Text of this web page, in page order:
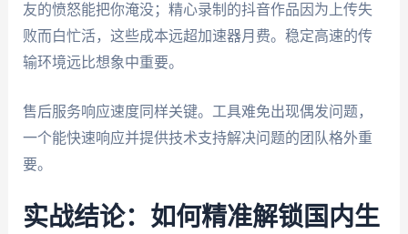
友的愤怒能把你淹没；精心录制的抖音作品因为上传失
败而白忙活，这些成本远超加速器月费。稳定高速的传
输环境远比想象中重要。
售后服务响应速度同样关键。工具难免出现偶发问题，
一个能快速响应并提供技术支持解决问题的团队格外重
要。
实战结论：如何精准解锁国内生